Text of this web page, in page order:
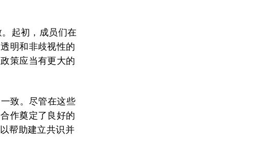
起初，成员们在
明和非歧视性的
策应当有更大的
致。尽管在这些
作奠定了良好的
帮助建立共识并